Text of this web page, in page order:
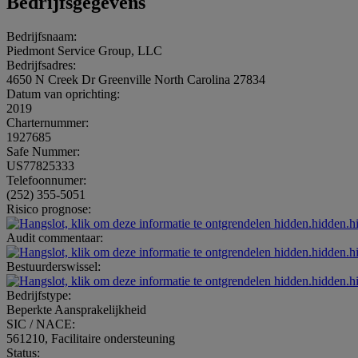
Bedrijfsnaam:
Piedmont Service Group, LLC
Bedrijfsadres:
4650 N Creek Dr Greenville North Carolina 27834
Datum van oprichting:
2019
Charternummer:
1927685
Safe Nummer:
US77825333
Telefoonnumer:
(252) 355-5051
Risico prognose:
Audit commentaar:
Bestuurderswissel:
Bedrijfstype:
Beperkte Aansprakelijkheid
SIC / NACE:
561210, Facilitaire ondersteuning
Status: